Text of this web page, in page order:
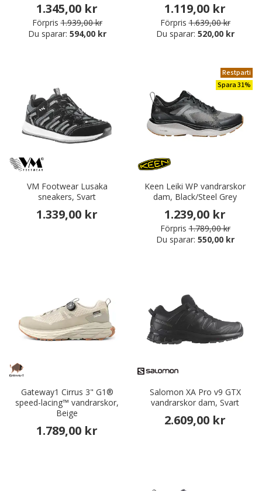
1.345,00 kr
Förpris 1.939,00 kr
Du sparar: 594,00 kr
1.119,00 kr
Förpris 1.639,00 kr
Du sparar: 520,00 kr
VM Footwear Lusaka
sneakers, Svart
1.339,00 kr
Restparti
Spara 31%
Keen Leiki WP vandrarskor
dam, Black/Steel Grey
1.239,00 kr
Förpris 1.789,00 kr
Du sparar: 550,00 kr
Gateway1 Cirrus 3" G1®
speed-lacing™ vandrarskor,
Beige
1.789,00 kr
Salomon XA Pro v9 GTX
vandrarskor dam, Svart
2.609,00 kr